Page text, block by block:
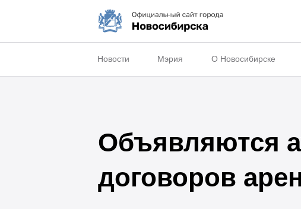
Новости Мэрия О Новосибирске
Объявляются
договоров